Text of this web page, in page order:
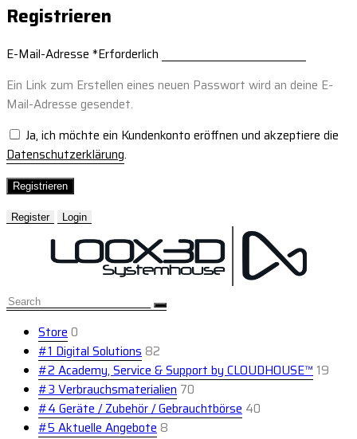
Registrieren
E-Mail-Adresse *Erforderlich
Ein Link zum Erstellen eines neuen Passwort wird an deine E-
Mail-Adresse gesendet.
Ja, ich möchte ein Kundenkonto eröffnen und akzeptiere die
Datenschutzerklärung.
Registrieren
Register Login
Store0
#1 Digital Solutions 82
#2 Academy, Service & Support by CLOUDHOUSE™ 19
#3 Verbrauchsmaterialien 70
#4 Geräte / Zubehör / Gebrauchtbörse 40
#5 Aktuelle Angebote 8